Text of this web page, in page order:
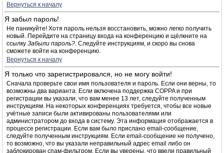
Вернуться к началу
Я забыл пароль!
Не паникуйте! Хотя пароль нельзя восстановить, можно легко получить
новый. Перейдите на страницу входа на конференцию и щёлкните на
ссылку Забыли пароль?. Следуйте инструкциям, и скоро вы снова
сможете войти на конференцию.
Вернуться к началу
Я только что зарегистрировался, но не могу войти!
Сначала проверьте свои имя пользователя и пароль. Если они верны, то
возможны два варианта. Если включена поддержка COPPA и при
регистрации вы указали, что вам менее 13 лет, следуйте полученным
инструкциям. На некоторых конференциях требуется, чтобы все новые
учётные записи были активированы пользователями или
администратором до входа в систему. Эта информация отображается в
процессе регистрации. Если вам было прислано email-сообщение,
следуйте полученным инструкциям. Если email-сообщение не получено,
то возможно, что вы указали неправильный адрес email либо он
заблокирован спам-фильтром. Если вы уверены, что ввели правильный